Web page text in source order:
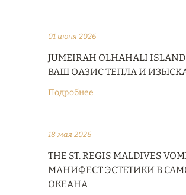
01 июня 2026
JUMEIRAH OLHAHALI
ВАШ ОАЗИС ТЕПЛА И
Подробнее
18 мая 2026
THE ST. REGIS MALDIVES
МАНИФЕСТ ЭСТЕТИКИ В
ОКЕАНА